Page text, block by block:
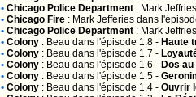
• Chicago Police Department : Mark Jeffries
• Chicago Fire : Mark Jefferies dans
• Chicago Police Department : Mark Jeffries
• Colony : Beau dans l'épisode 1.8 - Haute
• Colony : Beau dans l'épisode 1.7 -
• Colony : Beau dans l'épisode 1.6 - Dos
• Colony : Beau dans l'épisode 1.5 -
• Colony : Beau dans l'épisode 1.4 - Ouvrir